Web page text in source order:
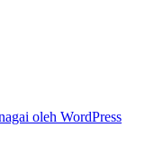
oleh WordPress